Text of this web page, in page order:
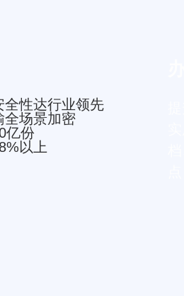
全性达行业领先
全场景加密
亿份
以上